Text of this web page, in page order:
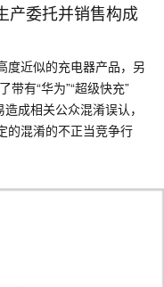
产委托并销售构成
度近似的充电器产品，另
有“华为”“超级快充”
成相关公众混淆误认，
的混淆的不正当竞争行